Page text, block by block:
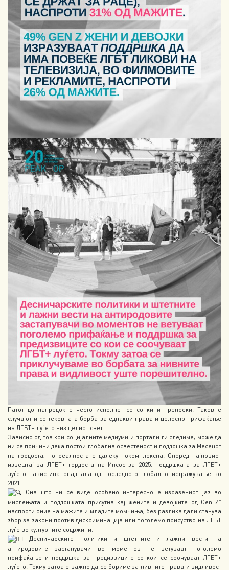
Патот до напредок е често исполнет со сопки и препреки. Таков е
случајот и со тековната борба за еднакви права и целосно прифаќање
на ЛГБТ+ луѓето низ целиот свет.
Зависно од тоа кои социјалните медиуми и портали ги следиме, може да
ни се причини дека постои глобална освестеност и поддршка за Месецот
на гордоста, но реалноста е далеку покомплексна. Според најновиот
извештај за ЛГБТ+ гордоста на Ипсос за 2025, поддршката за ЛГБТ+
луѓето навистина опаднала од последното глобално истражување во
2021.
Она што ни се виде особено интересно е изразениот јаз во
мислењата и поддршката присутна кај жените и девојките од Gen Z*
наспроти оние на мажите и младите момчиња, без разлика дали станува
збор за закони против дискриминација или поголемо присуство на ЛГБТ
луѓе во културните содржини.
Десничарските политики и штетните и лажни вести на
антиродовите застапувачи во моментов не ветуваат поголемо
прифаќање и поддршка за предизвиците со кои се соочуваат ЛГБТ+
луѓето. Токму затоа е важно да се бориме за нивните права и видливост